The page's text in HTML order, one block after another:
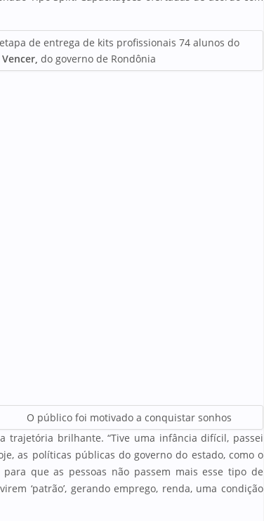
de entrega de kits profissionais 74 alunos do
Vencer, do governo de Rondônia
O público foi motivado a conquistar sonhos
trajetória brilhante. “Tive uma infância difícil, passei
as políticas públicas do governo do estado, como o
que as pessoas não passem mais esse tipo de
‘patrão’, gerando emprego, renda, uma condição